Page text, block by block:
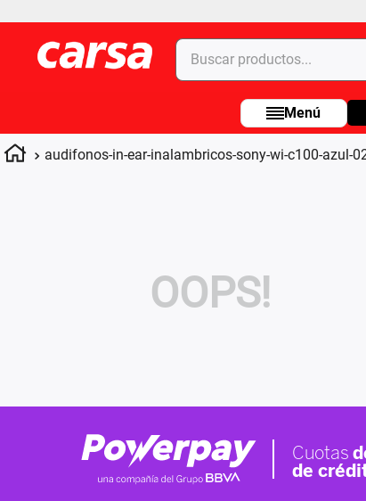
Buscar productos...
audifonos-in-ear-inalambricos-sony-wi-c100-azul-
OOPS!
Términos más buscados
1.
celulares